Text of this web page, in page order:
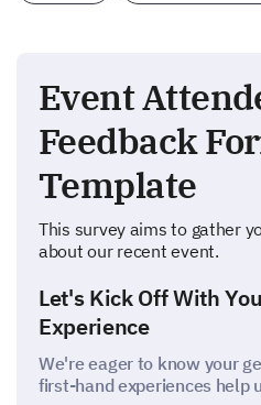
Event
Feedback
Template
This survey aims to gather
about our recent event.
Let's Kick Off With
Experience
We're eager to know your
first-hand experiences help